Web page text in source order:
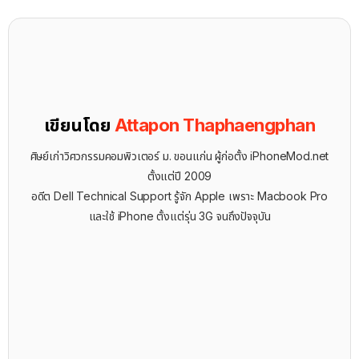
เขียนโดย Attapon Thaphaengphan
ศิษย์เก่าวิศวกรรมคอมพิวเตอร์ ม. ขอนแก่น ผู้ก่อตั้ง iPhoneMod.net
ตั้งแต่ปี 2009
อดีต Dell Technical Support รู้จัก ​Apple เพราะ Macbook Pro
และใช้ iPhone ตั้งแต่รุ่น 3G จนถึงปัจจุบัน